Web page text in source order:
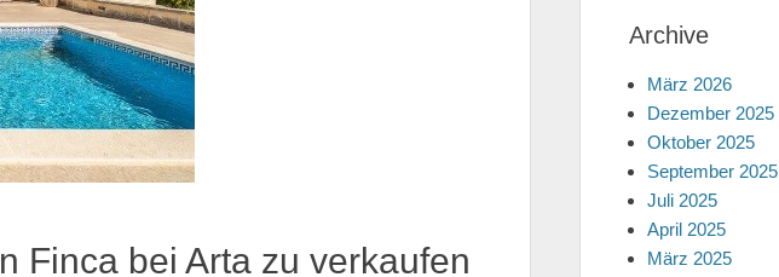
Finca bei Arta zu verkaufen
Archive
März 2026
Dezember 2025
Oktober 2025
September 2025
Juli 2025
April 2025
März 2025